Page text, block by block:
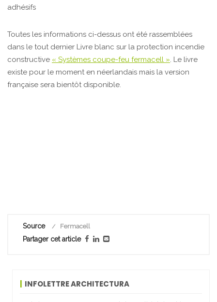
adhésifs
Toutes les informations ci-dessus ont été rassemblées
dans le tout dernier Livre blanc sur la protection incendie
constructive « Systèmes coupe-feu fermacell ». Le livre
existe pour le moment en néerlandais mais la version
française sera bientôt disponible.
Source Fermacell
Partager cet article
INFOLETTRE ARCHITECTURA